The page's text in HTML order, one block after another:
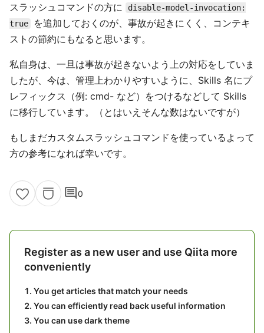
スラッシュコマンドの方に
disable-model-invocation:
true
を追加しておくのが、事故が起きにくく、コンテキ
ストの節約にもなると思います。
私自身は、一旦は事故が起きないよう上の対応をしていま
したが、今は、管理上わかりやすいように、Skills 名にプ
レフィックス（例: cmd- など）をつけるなどして Skills
に移行しています。（とはいえそんな数はないですが）
もしまだカスタムスラッシュコマンドを使っているよって
方の参考になれば幸いです。
comment0
Register as a new user and use Qiita more
conveniently
You get articles that match your needs
You can efficiently read back useful information
You can use dark theme